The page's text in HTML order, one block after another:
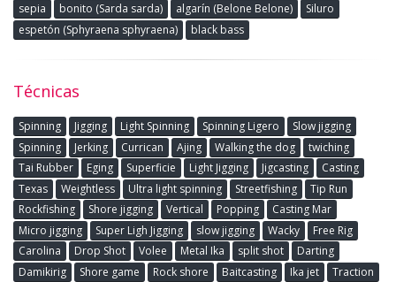
sepia
bonito (Sarda sarda) algarín (Belone Belone)
Siluro
espetón (Sphyraena sphyraena)
black bass
Técnicas
Spinning Jigging Light Spinning Spinning Ligero
Slow jigging
Spinning
Jerking Currican Ajing Walking the dog
twiching
Tai Rubber
Eging Superficie Light Jigging Jigcasting
Casting
Texas
Weightless Ultra light spinning Streetfishing
Tip Run
Rockfishing
Shore jigging Vertical Popping
Casting Mar
Micro jigging
Super Ligh Jigging slow jigging Wacky
Free Rig
Carolina
Drop Shot Volee Metal Ika split shot
Darting
Damikirig
Shore game Rock shore Baitcasting Ika jet
Traction